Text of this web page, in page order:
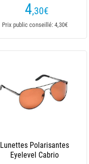
4,30€
Prix public conseillé: 4,30€
Lunettes Polarisantes
Eyelevel Cabrio